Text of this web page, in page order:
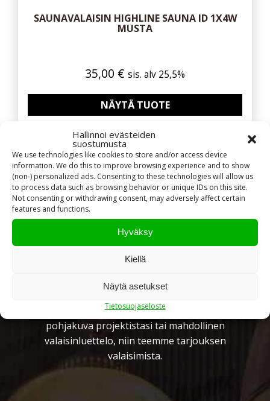
Hallinnoi evästeiden
suostumusta
We use technologies like cookies to store and/or access device
information. We do this to improve browsing experience and to show
(non-) personalized ads. Consenting to these technologies will allow us
to process data such as browsing behavior or unique IDs on this site.
Not consenting or withdrawing consent, may adversely affect certain
features and functions.
Hyväksy
Kiellä
Näytä asetukset
Tietosuojaseloste
SAUNAVALAISIN HIGHLINE SAUNA ID 1X4W
MUSTA
35,00 € sis. alv 25,5%
NÄYTÄ TUOTE
Pyydä tarjous valaistus­
kokonaisuudesta!
Toteutamme valaistussuunnitelmat yhdessä
valaisintoimittajiemme kanssa. Lähetä meille
pohjakuva projektistasi tai mahdollinen
valaisinluettelo, niin teemme tarjouksen
valaisimista.